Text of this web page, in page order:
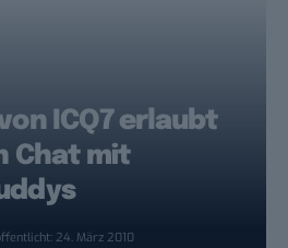
ICQ7 erlaubt
Chat mit
24. März 2010